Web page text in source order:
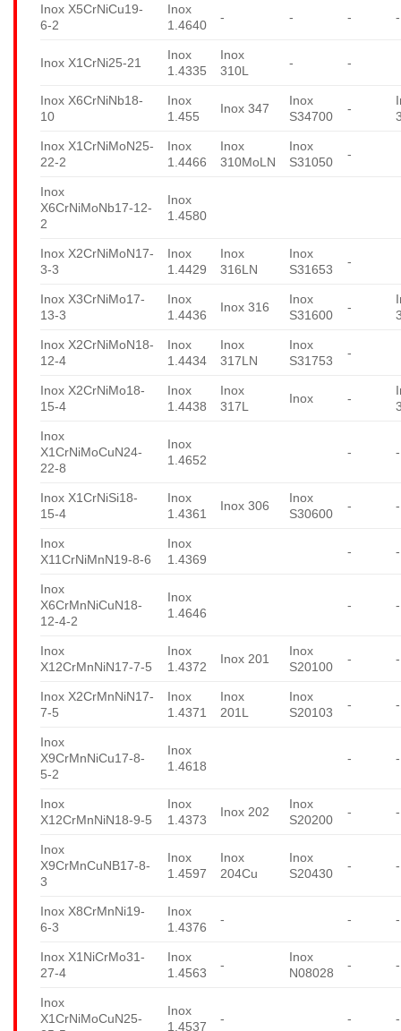
Inox X5CrNiCu19-
6-2
Inox
1.4640
- - - -
Inox X1CrNi25-21
Inox
1.4335
Inox
310L
- -
Inox X6CrNiNb18-
10
Inox
1.455
Inox 347
Inox
S34700
-
Inox X1CrNiMoN25-
22-2
Inox
1.4466
Inox
310MoLN
Inox
S31050
-
Inox
X6CrNiMoNb17-12-
2
Inox
1.4580
Inox X2CrNiMoN17-
3-3
Inox
1.4429
Inox
316LN
Inox
S31653
-
Inox X3CrNiMo17-
13-3
Inox
1.4436
Inox 316
Inox
S31600
-
Inox X2CrNiMoN18-
12-4
Inox
1.4434
Inox
317LN
Inox
S31753
-
Inox X2CrNiMo18-
15-4
Inox
1.4438
Inox
317L
Inox -
Inox
X1CrNiMoCuN24-
22-8
Inox
1.4652
- -
Inox X1CrNiSi18-
15-4
Inox
1.4361
Inox 306
Inox
S30600
- -
Inox
X11CrNiMnN19-8-6
Inox
1.4369
- -
Inox
X6CrMnNiCuN18-
12-4-2
Inox
1.4646
- -
Inox
X12CrMnNiN17-7-5
Inox
1.4372
Inox 201
Inox
S20100
- -
Inox X2CrMnNiN17-
7-5
Inox
1.4371
Inox
201L
Inox
S20103
- -
Inox
X9CrMnNiCu17-8-
5-2
Inox
1.4618
- -
Inox
X12CrMnNiN18-9-5
Inox
1.4373
Inox 202
Inox
S20200
- -
Inox
X9CrMnCuNB17-8-
3
Inox
1.4597
Inox
204Cu
Inox
S20430
- -
Inox X8CrMnNi19-
6-3
Inox
1.4376
- - -
Inox X1NiCrMo31-
27-4
Inox
1.4563
-
Inox
N08028
- -
Inox
X1CrNiMoCuN25-
Inox
1.4537
- - -